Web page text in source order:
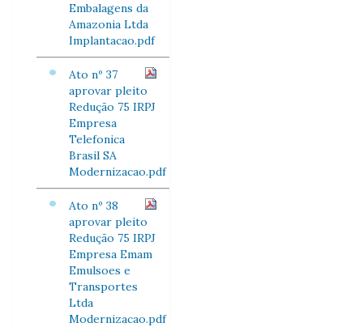
Embalagens da
Amazonia Ltda
Implantacao.pdf
Ato nº 37
aprovar pleito
Redução 75 IRPJ
Empresa
Telefonica
Brasil SA
Modernizacao.pdf
Ato nº 38
aprovar pleito
Redução 75 IRPJ
Empresa Emam
Emulsoes e
Transportes
Ltda
Modernizacao.pdf